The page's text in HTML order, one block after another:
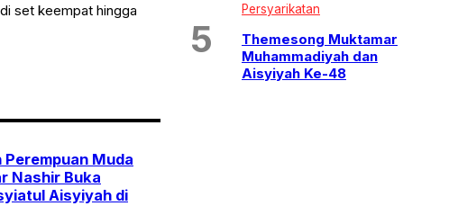
set keempat hingga
Muda
Nashir Buka
Aisyiyah di
Persyarikatan
Themesong Muktamar
Muhammadiyah dan
Aisyiyah Ke-48